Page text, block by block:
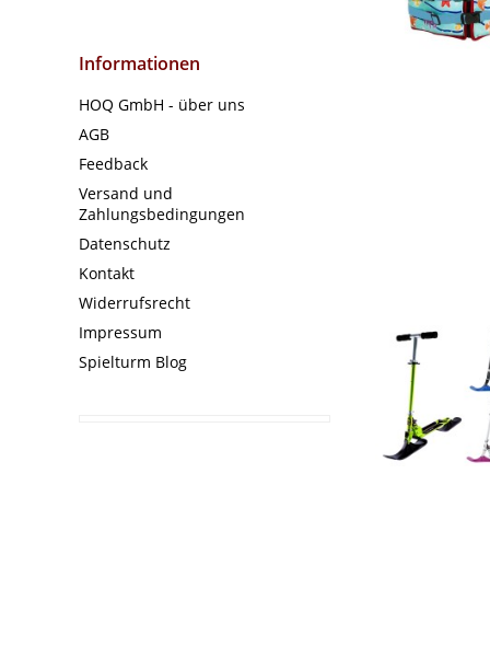
Informationen
HOQ GmbH - über uns
AGB
Feedback
Versand und
Zahlungsbedingungen
Datenschutz
Kontakt
Widerrufsrecht
Impressum
Spielturm Blog